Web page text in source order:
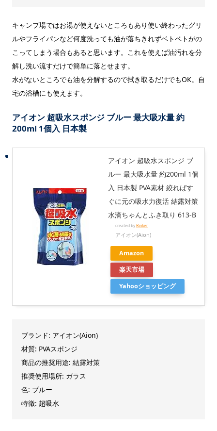
キャンプ場ではお湯が使えないところもあり使い終わったグリ
ルやフライパンなど何度洗っても油が落ちきれずベトベトがの
こってしまう場合もあると思います。これを使えば油汚れを分
解し洗い流すだけで簡単に落とせます。
水がないところでも油を分解するので拭き取るだけでもOK。自
宅の浴槽にも使えます。
アイオン 超吸水スポンジ ブルー 最大吸水量 約
200ml 1個入 日本製
アイオン 超吸水スポンジ ブ
ルー 最大吸水量 約200ml 1個
入 日本製 PVA素材 絞ればす
ぐに元の吸水力復活 結露対策
水滴ちゃんとふき取り 613-B
created byRinker
アイオン(Aion)
Amazon
楽天市場
Yahooショッピング
ブランド: アイオン(Aion)
材質: PVAスポンジ
商品の推奨用途: 結露対策
推奨使用場所: ガラス
色: ブルー
特徴: 超吸水